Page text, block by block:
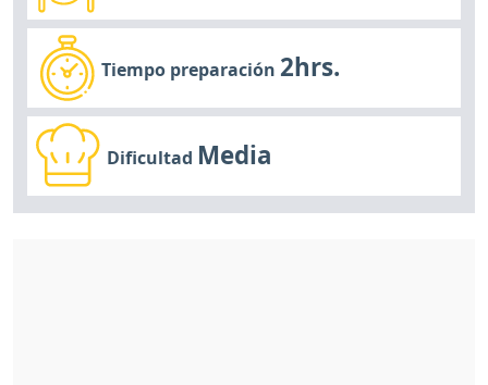
Tiempo preparación 2hrs.
Dificultad Media